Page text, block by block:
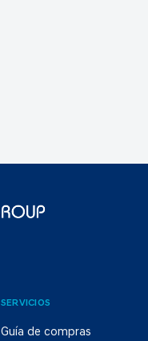
SERVICIOS
Guía de compras